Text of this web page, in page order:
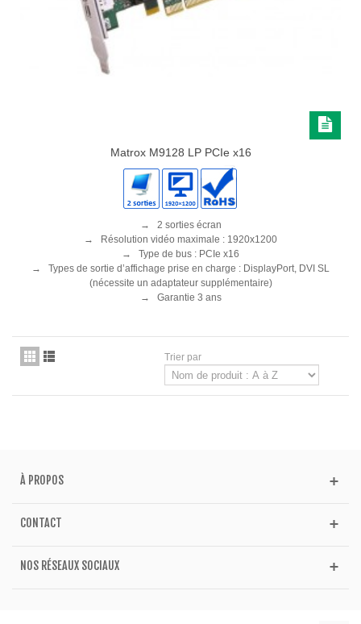
Matrox M9128 LP PCIe x16
→ 2 sorties écran
→ Résolution vidéo maximale : 1920x1200
→ Type de bus : PCIe x16
→ Types de sortie d’affichage prise en charge : DisplayPort, DVI SL
(nécessite un adaptateur supplémentaire)
→ Garantie 3 ans
Trier par
À PROPOS
CONTACT
NOS RÉSEAUX SOCIAUX